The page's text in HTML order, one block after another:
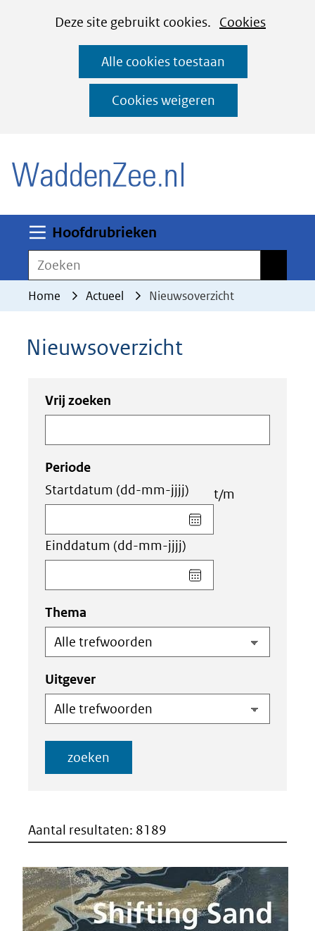
CookiesDeze site gebruikt cookies. Cookies
deze
worden
toegestaan
geweigerd.
Alle cookies toestaan
Cookies weigeren
Ga
naar
de
inhoud
Hoofdrubrieken
Zoeken
Home Actueel Nieuwsoverzicht
Nieuwsoverzicht
Zoeken
in
de
index
Zoeken
de
index
Vrij zoeken
Periode
Startdatum (dd-mm-jjjj)
Kies
datum
veld
Startdatum
t/m
Einddatum (dd-mm-jjjj)
Kies
datum
Einddatum
(dd-
jjjj)
Thema
Uitgever
zoeken
Aantal resultaten: 8189
Resultaten